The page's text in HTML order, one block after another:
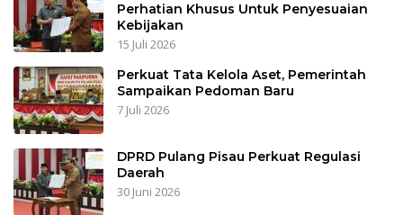
Perhatian Khusus Untuk Penyesuaian
Kebijakan
15 Juli 2026
Perkuat Tata Kelola Aset, Pemerintah
Sampaikan Pedoman Baru
7 Juli 2026
DPRD Pulang Pisau Perkuat Regulasi
Daerah
30 Juni 2026